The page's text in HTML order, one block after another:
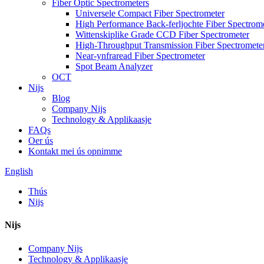
Fiber Optic Spectrometers
Universele Compact Fiber Spectrometer
High Performance Back-ferljochte Fiber
Wittenskiplike Grade CCD Fiber Spectrometer
High-Throughput Transmission Fiber
Near-ynfraread Fiber Spectrometer
Spot Beam Analyzer
OCT
Nijs
Blog
Company Nijs
Technology & Applikaasje
FAQs
Oer ús
Kontakt mei ús opnimme
English
Thús
Nijs
Nijs
Company Nijs
Technology & Applikaasje